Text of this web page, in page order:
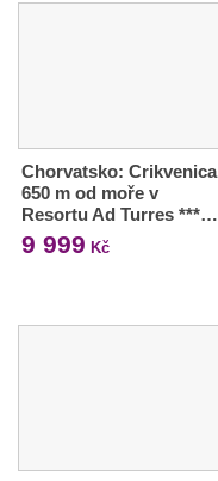
Chorvatsko: Crikvenica
650 m od moře v
Resortu Ad Turres ***…
9 999 Kč